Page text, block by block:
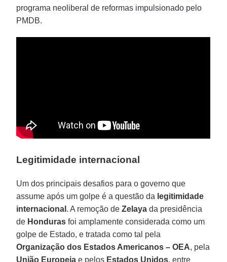
programa neoliberal de reformas impulsionado pelo
PMDB.
Legitimidade internacional
Um dos principais desafios para o governo que
assume após um golpe é a questão da legitimidade
internacional . A remoção deZelaya da presidência
de Honduras foi amplamente considerada como um
golpe de Estado, e tratada como tal pela
Organização dos Estados Americanos – OEA, pela
União Europeia e pelos Estados Unidos, entre